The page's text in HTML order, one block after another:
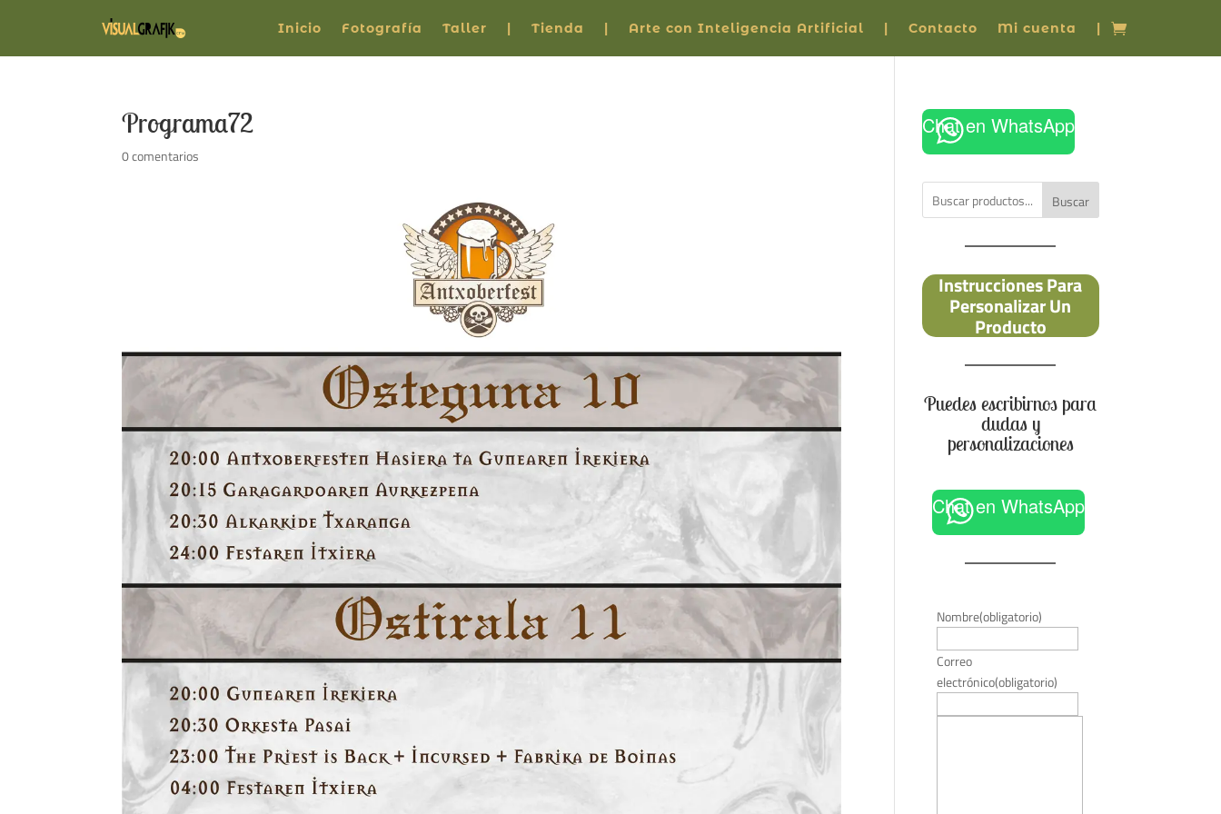
Inicio Fotografía Taller | Tienda | Arte con Inteligencia Artificial | Contacto Mi cuenta |
Programa72
0 comentarios
Chat en WhatsApp
Buscar
Instrucciones Para
Personalizar Un
Producto
Puedes escribirnos para
dudas y
personalizaciones
Chat en WhatsApp
Nombre(obligatorio)
Correo
electrónico(obligatorio)